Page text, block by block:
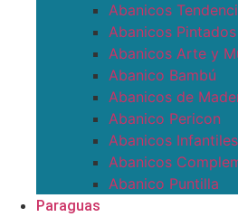
Abanicos
Abanicos
Abanicos Arte y
Abanico Bambú
Abanicos de
Abanico Pericon
Abanicos Infantiles
Abanicos
Abanico Puntilla
Paraguas